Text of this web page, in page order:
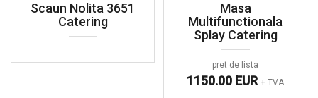
Scaun Nolita 3651
Catering
Masa
Multifunctionala
Splay Catering
pret de lista
1150.00 EUR + TVA